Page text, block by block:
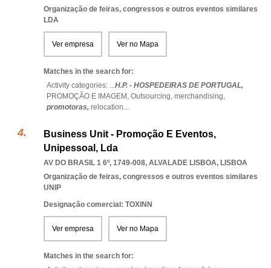
Organização de feiras, congressos e outros eventos similares
LDA
Ver empresa Ver no Mapa
Matches in the search for:
Activity categories: ...H.P. - HOSPEDEIRAS DE PORTUGAL,
PROMOÇÃO E IMAGEM, Outsourcing, merchandising,
promotoras, relocation...
Business Unit - Promoção E Eventos,
Unipessoal, Lda
AV DO BRASIL 1 6º, 1749-008, ALVALADE LISBOA, LISBOA
Organização de feiras, congressos e outros eventos similares
UNIP
Designação comercial: TOXINN
Ver empresa Ver no Mapa
Matches in the search for: